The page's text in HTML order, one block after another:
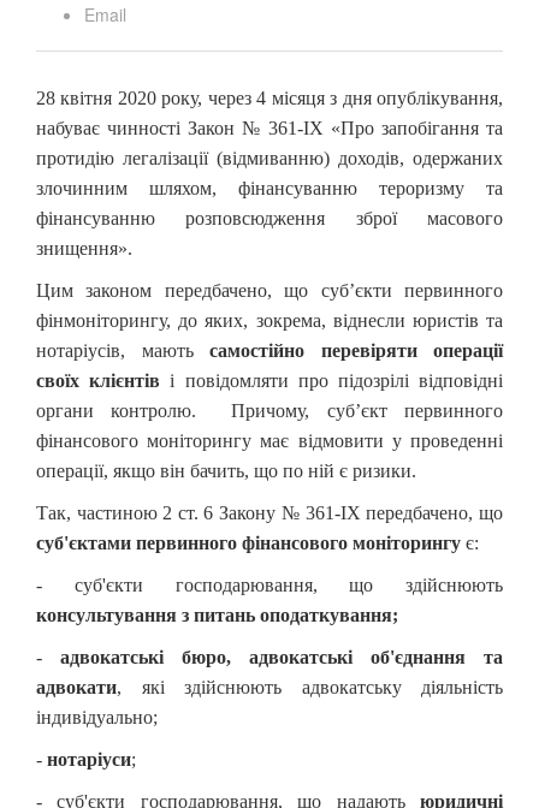
Email
28 квітня 2020 року, через 4 місяця з дня опублікування,
набуває чинності Закон № 361-IX «Про запобігання та
протидію легалізації (відмиванню) доходів, одержаних
злочинним шляхом, фінансуванню тероризму та
фінансуванню розповсюдження зброї масового
знищення».
Цим законом передбачено, що суб’єкти первинного
фінмоніторингу, до яких, зокрема, віднесли юристів та
нотаріусів, мають самостійно перевіряти операції
своїх клієнтів і повідомляти про підозрілі відповідні
органи контролю. Причому, суб’єкт первинного
фінансового моніторингу має відмовити у проведенні
операції, якщо він бачить, що по ній є ризики.
Так, частиною 2 ст. 6 Закону № 361-IX передбачено, що
суб'єктами первинного фінансового моніторингу є:
- суб'єкти господарювання, що здійснюють
консультування з питань оподаткування;
- адвокатські бюро, адвокатські об'єднання та
адвокати, які здійснюють адвокатську діяльність
індивідуально;
- нотаріуси;
- суб'єкти господарювання, що надаютьюридичні